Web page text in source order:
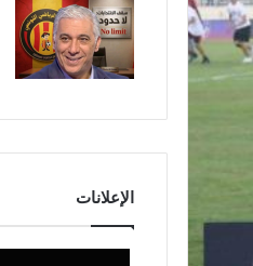
الإعلانات